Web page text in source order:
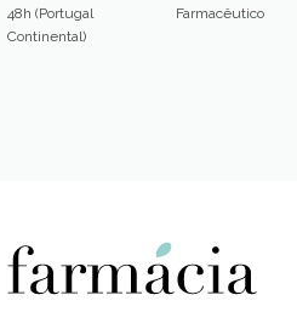
48h (Portugal
Continental)
Farmacêutico